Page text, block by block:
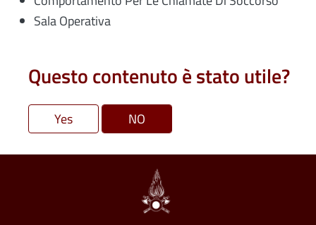
Sala Operativa
Questo contenuto è stato utile?